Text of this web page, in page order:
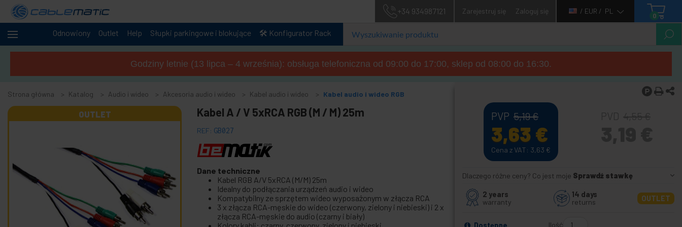
+34 934987121 Zarejestruj się Zaloguj się / EUR / PL
0
Odnowiony Outlet Help Słupki parkingowe i blokujące 🛠️ Konfigurator Rack
Kable +
Szafy i
Audio
wideo
-
Akcesoria do przechwytywania wideo
Akcesoria i adaptery AV
+
Głośniki dźwięku
+
Kabel audio i wideo OFC
Kabel audio
Godziny letnie (13 lipca – 4 września): obsługa telefoniczna od 09:00 do 17:00, sklep od 08:00 do 16:30.
Strona główna Katalog Audio i wideo Akcesoria audio i wideo Kabel audio i wideo Kabel audio i wideo RGB
OUTLET Kabel A / V 5xRCA RGB (M / M) 25m
REF: GB027
Dane techniczne
Kabel RGB A/V 5xRCA (M/M) 25m
Idealny do podłączania urządzeń audio i wideo
Kompatybilny ze sprzętem wideo wyposażonym w złącza RCA
3 x złącza RCA-męskie do wideo (czerwony, zielony i niebieski) i 2 x
złącza RCA-męskie do audio (czarny i biały)
PVP 5,19€
3,63 €
Cena z VAT: 3,63 €
Dlaczego różne ceny? Co jest moje Sprawdź stawkę
2 years
warranty
14 days
returns
OUTLET
Dostępne Ilość